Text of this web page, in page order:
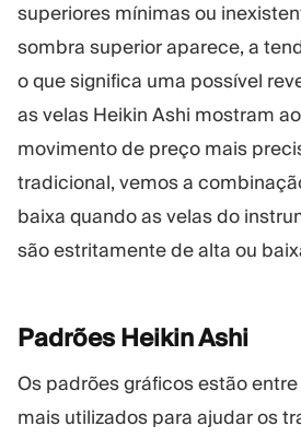
superiores mínimas ou
sombra superior aparece, a
o que significa uma possível
as velas Heikin Ashi mostram
movimento de preço mais
tradicional, vemos a
baixa quando as velas do
são estritamente de alta ou
Padrões HeikinAshi
Os padrões gráficos estão
mais utilizados para ajudar os